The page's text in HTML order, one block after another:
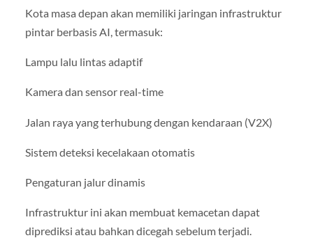
Kota masa depan akan memiliki jaringan infrastruktur
pintar berbasis AI, termasuk:
Lampu lalu lintas adaptif
Kamera dan sensor real-time
Jalan raya yang terhubung dengan kendaraan (V2X)
Sistem deteksi kecelakaan otomatis
Pengaturan jalur dinamis
Infrastruktur ini akan membuat kemacetan dapat
diprediksi atau bahkan dicegah sebelum terjadi.